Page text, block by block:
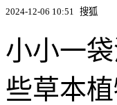
2024-12-06 10:51 搜狐
小小一
些草本